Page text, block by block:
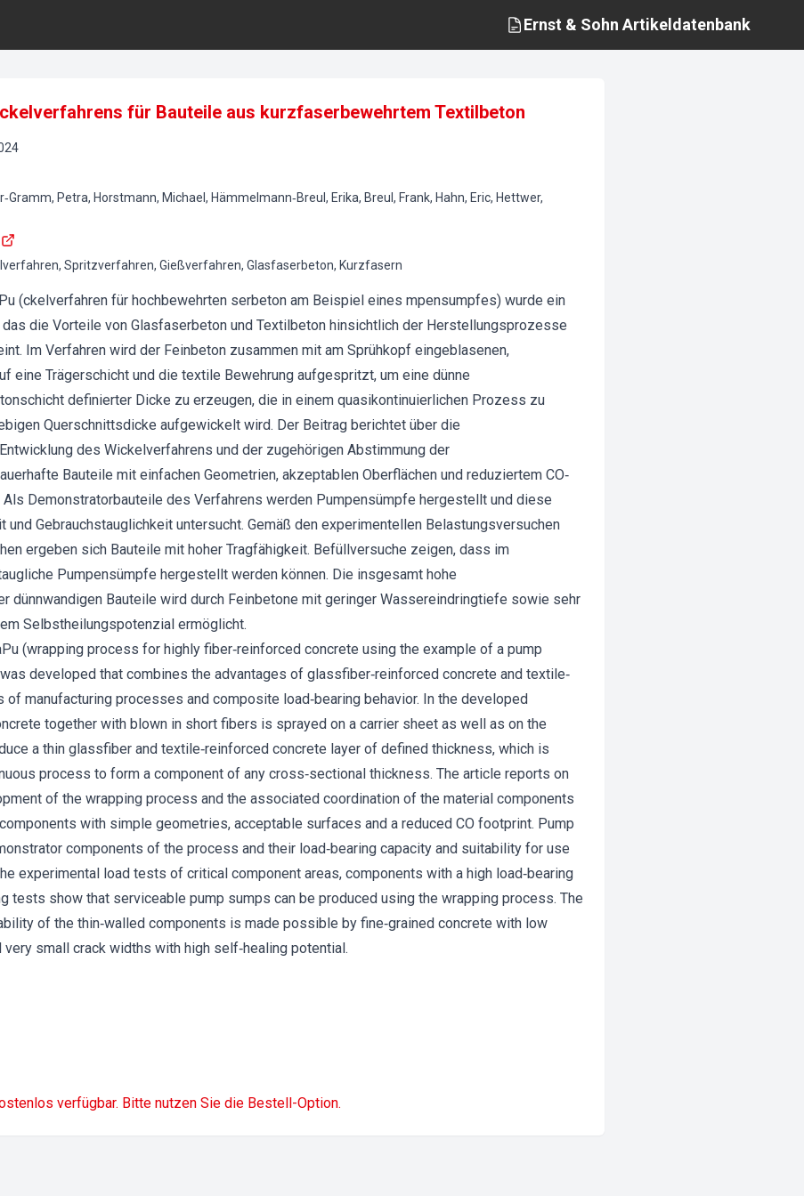
Ernst & Sohn Artikeldatenbank
für Bauteile aus kurzfaserbewehrtem Textilbeton
Petra, Horstmann, Michael, Hämmelmann‐Breul, Erika, Breul, Frank, Hahn, Eric, Hettwer,
Spritzverfahren, Gießverfahren, Glasfaserbeton, Kurzfasern
(ckelverfahren für hochbewehrten serbeton am Beispiel eines mpensumpfes) wurde ein
die Vorteile von Glasfaserbeton und Textilbeton hinsichtlich der Herstellungsprozesse
Im Verfahren wird der Feinbeton zusammen mit am Sprühkopf eingeblasenen,
eine Trägerschicht und die textile Bewehrung aufgespritzt, um eine dünne
definierter Dicke zu erzeugen, die in einem quasikontinuierlichen Prozess zu
Querschnittsdicke aufgewickelt wird. Der Beitrag berichtet über die
des Wickelverfahrens und der zugehörigen Abstimmung der
Bauteile mit einfachen Geometrien, akzeptablen Oberflächen und reduziertem CO‐
Als Demonstratorbauteile des Verfahrens werden Pumpensümpfe hergestellt und diese
und Gebrauchstauglichkeit untersucht. Gemäß den experimentellen Belastungsversuchen
ergeben sich Bauteile mit hoher Tragfähigkeit. Befüllversuche zeigen, dass im
Pumpensümpfe hergestellt werden können. Die insgesamt hohe
dünnwandigen Bauteile wird durch Feinbetone mit geringer Wassereindringtiefe sowie sehr
Selbstheilungspotenzial ermöglicht.
(wrapping process for highly fiber‐reinforced concrete using the example of a pump
developed that combines the advantages of glassfiber‐reinforced concrete and textile‐
manufacturing processes and composite load‐bearing behavior. In the developed
together with blown in short fibers is sprayed on a carrier sheet as well as on the
a thin glassfiber and textile‐reinforced concrete layer of defined thickness, which is
process to form a component of any cross‐sectional thickness. The article reports on
of the wrapping process and the associated coordination of the material components
with simple geometries, acceptable surfaces and a reduced CO footprint. Pump
components of the process and their load‐bearing capacity and suitability for use
experimental load tests of critical component areas, components with a high load‐bearing
tests show that serviceable pump sumps can be produced using the wrapping process. The
of the thin‐walled components is made possible by fine‐grained concrete with low
small crack widths with high self‐healing potential.
verfügbar. Bitte nutzen Sie die Bestell-Option.